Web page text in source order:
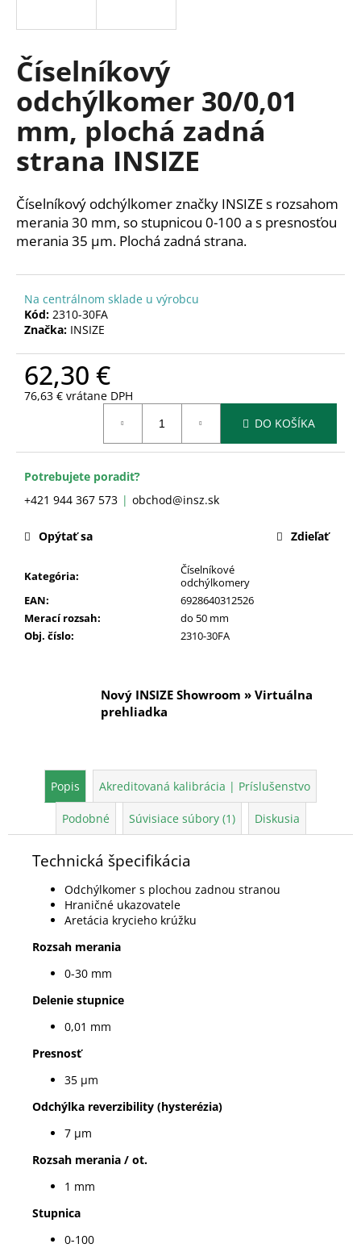
Číselníkový
odchýlkomer 30/0,01
mm, plochá zadná
strana INSIZE
Číselníkový odchýlkomer značky INSIZE s rozsahom
merania 30 mm, so stupnicou 0-100 a s presnosťou
merania 35 µm. Plochá zadná strana.
Na centrálnom sklade u výrobcu
Kód: 2310-30FA
Značka: INSIZE
62,30 €
76,63 € vrátane DPH
DO KOŠÍKA
Potrebujete poradiť?
+421 944 367 573
obchod@insz.sk
Kategória:
Číselníkové
odchýlkomery
EAN:
6928640312526
Merací rozsah:
do 50 mm
Obj. číslo: 2310-30FA
Opýtať sa Zdieľať
Nový INSIZE Showroom » Virtuálna
prehliadka
Popis Akreditovaná kalibrácia | Príslušenstvo
Podobné Súvisiace súbory (1) Diskusia
Technická špecifikácia
Odchýlkomer s plochou zadnou stranou
Hraničné ukazovatele
Aretácia krycieho krúžku
Rozsah merania
0-30 mm
Delenie stupnice
0,01 mm
Presnosť
35 µm
Odchýlka reverzibility (hysterézia)
7 µm
Rozsah merania / ot.
1 mm
Stupnica
0-100
s
ť
?
d
p
o
a
m